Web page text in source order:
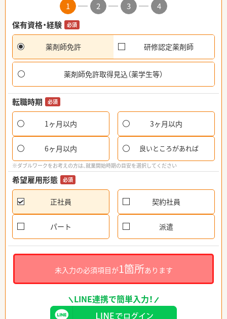
1 2 3
4
保有資格・経験
必須
薬剤師免許 研修認定薬剤師
薬剤師免許取得見込（薬学生等）
転職時期 必須
1ヶ月以内 3ヶ月以内
6ヶ月以内 良いところがあれば
※ダブルワークをお考えの方は、就業開始時期の目安を選択してください
希望雇用形態 必須
正社員 契約社員
パート 派遣
未入力の必須項目が1箇所あります
LINE連携で簡単入力！